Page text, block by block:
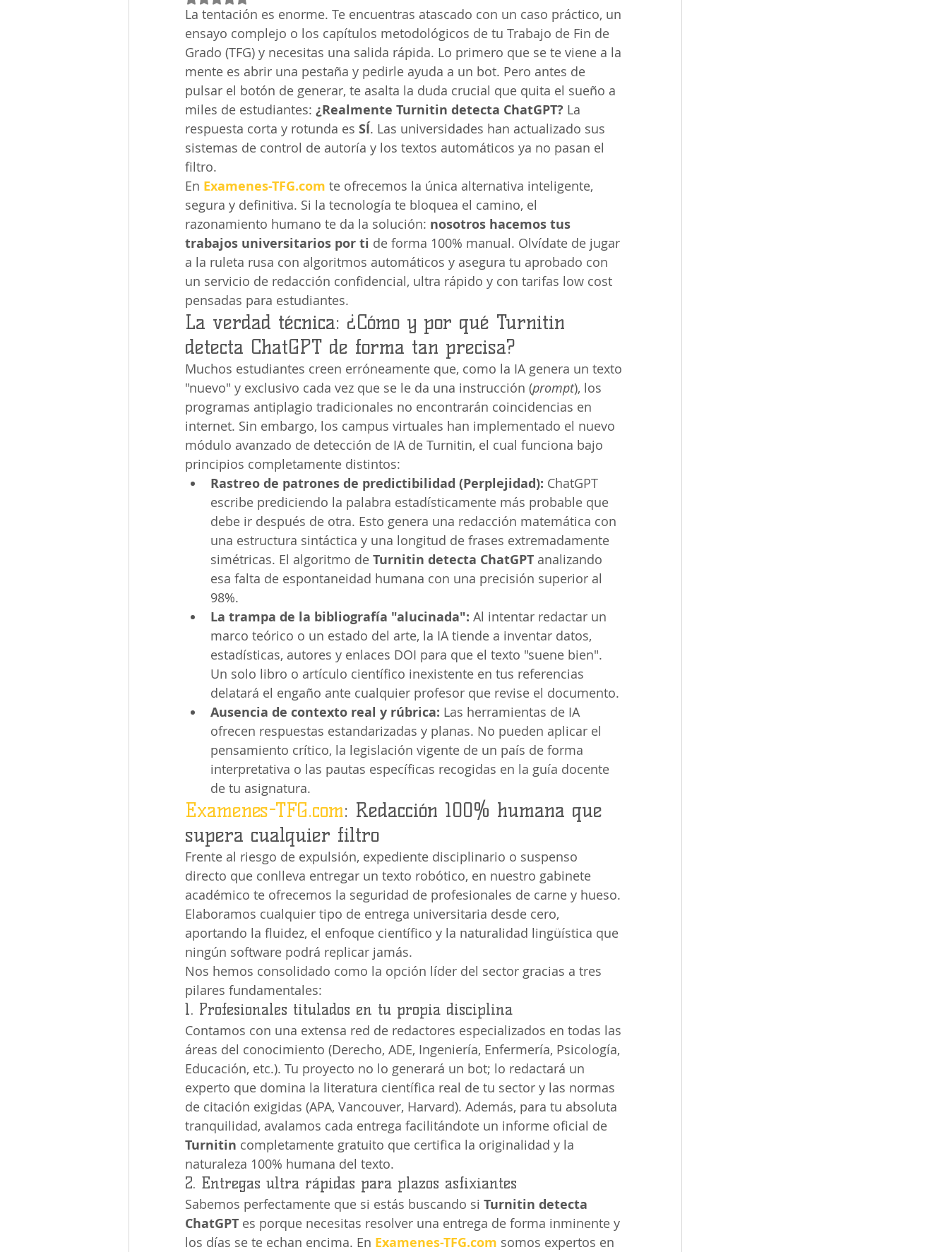
La tentación es enorme. Te encuentras atascado con un caso práctico, un
ensayo complejo o los capítulos metodológicos de tu Trabajo de Fin de
Grado (TFG) y necesitas una salida rápida. Lo primero que se te viene a la
mente es abrir una pestaña y pedirle ayuda a un bot. Pero antes de
pulsar el botón de generar, te asalta la duda crucial que quita el sueño a
miles de estudiantes: ¿Realmente Turnitin detecta ChatGPT? La
respuesta corta y rotunda es SÍ. Las universidades han actualizado sus
sistemas de control de autoría y los textos automáticos ya no pasan el
filtro.
En Examenes-TFG.com te ofrecemos la única alternativa inteligente,
segura y definitiva. Si la tecnología te bloquea el camino, el
razonamiento humano te da la solución: nosotros hacemos tus
trabajos universitarios por ti de forma 100% manual. Olvídate de jugar
a la ruleta rusa con algoritmos automáticos y asegura tu aprobado con
un servicio de redacción confidencial, ultra rápido y con tarifas low cost
pensadas para estudiantes.
La verdad técnica: ¿Cómo y por qué Turnitin
detecta ChatGPT de forma tan precisa?
Muchos estudiantes creen erróneamente que, como la IA genera un texto
"nuevo" y exclusivo cada vez que se le da una instrucción (prompt), los
programas antiplagio tradicionales no encontrarán coincidencias en
internet. Sin embargo, los campus virtuales han implementado el nuevo
módulo avanzado de detección de IA de Turnitin, el cual funciona bajo
principios completamente distintos:
Rastreo de patrones de predictibilidad (Perplejidad): ChatGPT
escribe prediciendo la palabra estadísticamente más probable que
debe ir después de otra. Esto genera una redacción matemática con
una estructura sintáctica y una longitud de frases extremadamente
simétricas. El algoritmo de Turnitin detecta ChatGPT analizando
esa falta de espontaneidad humana con una precisión superior al
98%.
La trampa de la bibliografía "alucinada": Al intentar redactar un
marco teórico o un estado del arte, la IA tiende a inventar datos,
estadísticas, autores y enlaces DOI para que el texto "suene bien".
Un solo libro o artículo científico inexistente en tus referencias
delatará el engaño ante cualquier profesor que revise el documento.
Ausencia de contexto real y rúbrica: Las herramientas de IA
ofrecen respuestas estandarizadas y planas. No pueden aplicar el
pensamiento crítico, la legislación vigente de un país de forma
interpretativa o las pautas específicas recogidas en la guía docente
de tu asignatura.
Examenes-TFG.com: Redacción 100% humana que
supera cualquier filtro
Frente al riesgo de expulsión, expediente disciplinario o suspenso
directo que conlleva entregar un texto robótico, en nuestro gabinete
académico te ofrecemos la seguridad de profesionales de carne y hueso.
Elaboramos cualquier tipo de entrega universitaria desde cero,
aportando la fluidez, el enfoque científico y la naturalidad lingüística que
ningún software podrá replicar jamás.
Nos hemos consolidado como la opción líder del sector gracias a tres
pilares fundamentales:
1. Profesionales titulados en tu propia disciplina
Contamos con una extensa red de redactores especializados en todas las
áreas del conocimiento (Derecho, ADE, Ingeniería, Enfermería, Psicología,
Educación, etc.). Tu proyecto no lo generará un bot; lo redactará un
experto que domina la literatura científica real de tu sector y las normas
de citación exigidas (APA, Vancouver, Harvard). Además, para tu absoluta
tranquilidad, avalamos cada entrega facilitándote un informe oficial de
Turnitin completamente gratuito que certifica la originalidad y la
naturaleza 100% humana del texto.
2. Entregas ultra rápidas para plazos asfixiantes
Sabemos perfectamente que si estás buscando si Turnitin detecta
ChatGPT es porque necesitas resolver una entrega de forma inminente y
los días se te echan encima. En Examenes-TFG.com somos expertos en